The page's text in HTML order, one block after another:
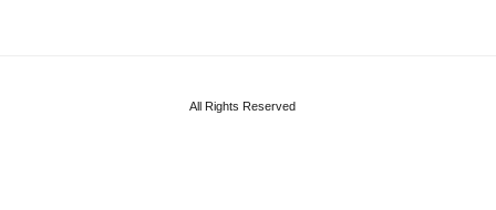
All Rights Reserved